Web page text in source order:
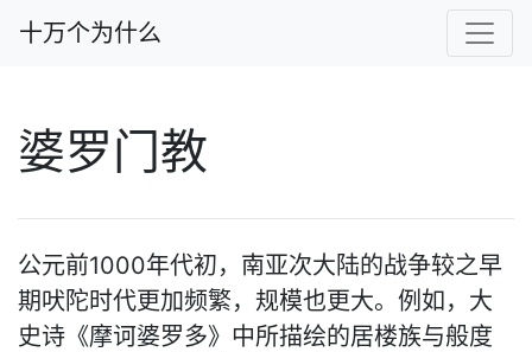
十万个为什么
婆罗门教
公元前1000年代初，南亚次大陆的战争较之早
期吠陀时代更加频繁，规模也更大。例如，大
史诗《摩诃婆罗多》中所描绘的居楼族与般度